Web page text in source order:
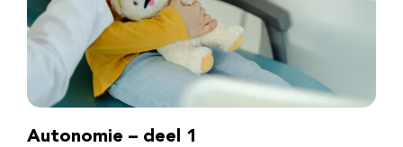
Autonomie – deel 1